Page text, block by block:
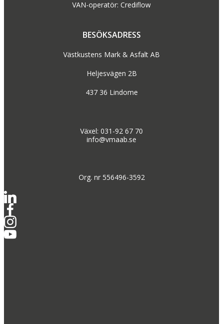
VAN-operatör: Crediflow
BESÖKSADRESS
Västkustens Mark & Asfalt AB
Heljesvägen 2B
437 36 Lindome
Växel: 031-92 67 70
info@vmaab.se
Org. nr 556496-3592